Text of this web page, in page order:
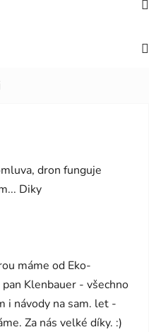
dron funguje
Diky
máme od Eko-
Klenbauer - všechno
i návody na sam. let -
Za nás velké díky. :)